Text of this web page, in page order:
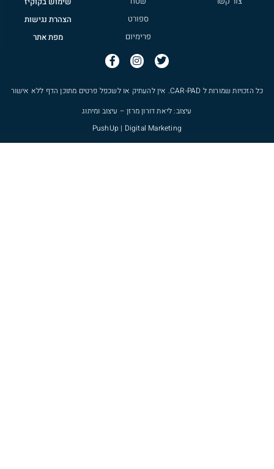
ספורט
פרימיום
הצהרת נגישות
מפת אתר
כל הזכויות שמורות ל CAR-PAD. אין להעתיק או לשכפל פרטים מתוכן הדף ללא אישור
עיצוב: ליאת דורון מרזן – עיצוב ומיתוג
PushUp | Digital Marketing